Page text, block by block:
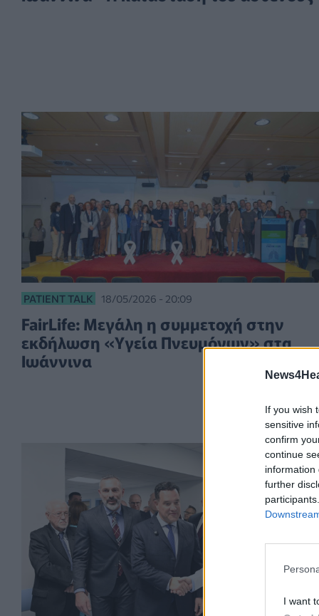
If you wish
sensitive
confirm
continue
information
further
I want
PATIENT TALK 18/05/2026 - 20:09
FairLife: Μεγάλη η συμμετοχή στην
εκδήλωση «Υγεία Πνευμόνων» στα
Ιωάννινα